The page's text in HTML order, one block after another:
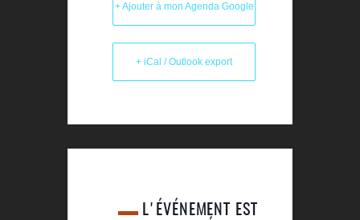
+ Ajouter à mon Agenda Google
+ iCal / Outlook export
L'ÉVÉNEMENT EST